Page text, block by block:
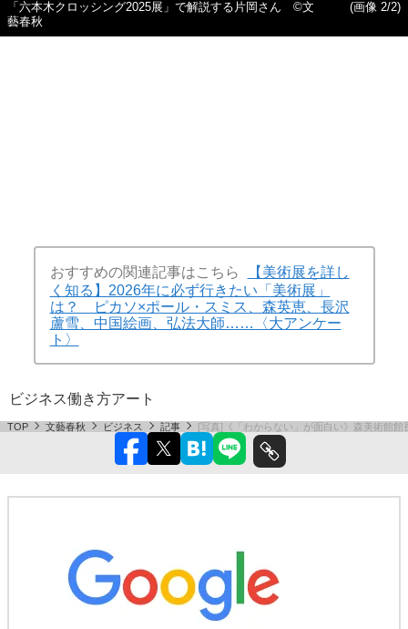
「六本木クロッシング2025展」で解説する片岡さん ©文
藝春秋
(画像 2/2)
おすすめの関連記事はこちら
【美術展を詳し
く知る】2026年に必ず行きたい「美術展」
は？ ピカソ×ポール・スミス、森英恵、長沢
蘆雪、中国絵画、弘法大師……〈大アンケー
ト〉
ビジネス働き方アート
TOP 文藝春秋 ビジネス 記事 [写真]《「わからない」が面白い》森美術館